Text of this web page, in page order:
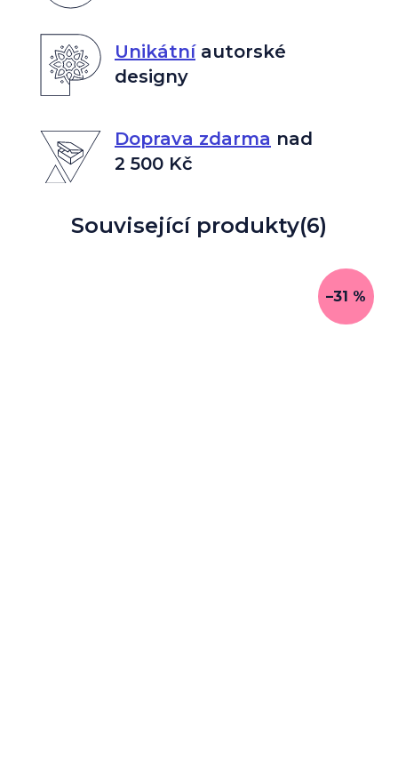
Unikátníautorské
designy
Doprava zdarma nad
2 500 Kč
Související produkty(6)
–31 %